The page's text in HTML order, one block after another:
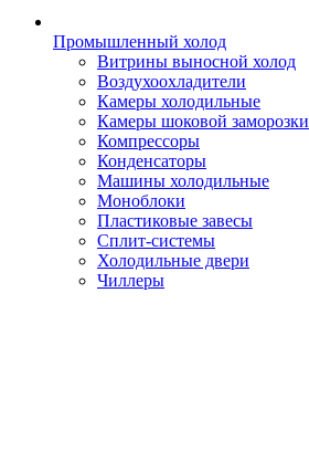
Промышленный холод
Витрины выносной холод
Воздухоохладители
Камеры холодильные
Камеры шоковой заморозки
Компрессоры
Конденсаторы
Машины холодильные
Моноблоки
Пластиковые завесы
Сплит-системы
Холодильные двери
Чиллеры